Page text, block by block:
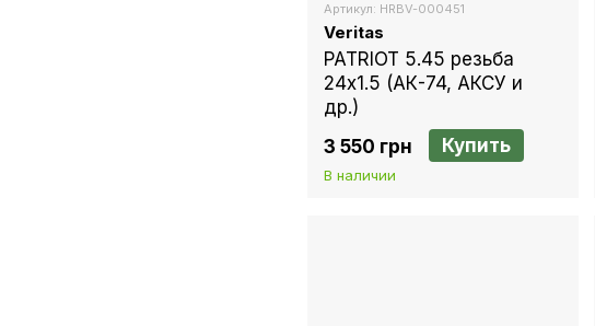
Артикул: HRBV-000451
Veritas
PATRIOT 5.45 резьба
24х1.5 (АК-74, АКСУ и
др.)
3 550 грн
Купить
В наличии